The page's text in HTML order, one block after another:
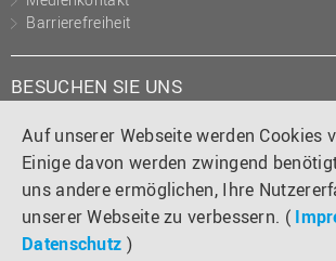
Auf unserer Webseite werden Cookies
Einige davon werden zwingend
uns andere ermöglichen, Ihre
unserer Webseite zu verbessern. (
Datenschutz )
Barrierefreiheit
BESUCHEN SIE UNS
Instagram
TiktokLinkedIn
YouTube
Facebook